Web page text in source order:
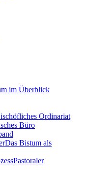
im Überblick
Ordinariat
Büro
Das Bistum als
Pastoraler